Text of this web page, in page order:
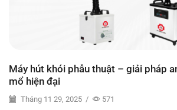
Máy hút khói phẫu thuật – giải pháp
mổ hiện đại
Tháng 11 29, 2025 / 571